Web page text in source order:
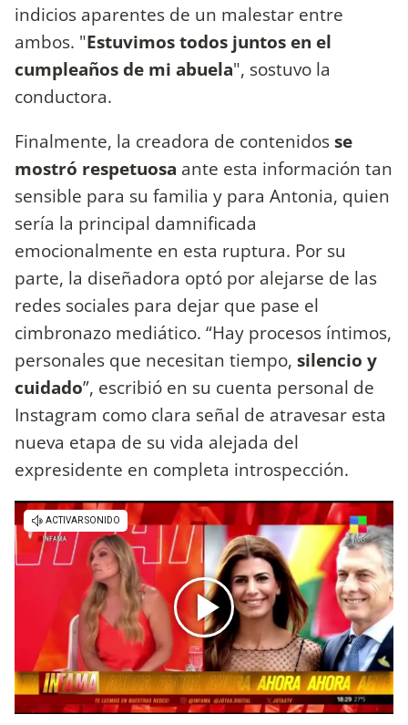
indicios aparentes de un malestar entre
ambos. "Estuvimos todos juntos en el
cumpleaños de mi abuela", sostuvo la
conductora.
Finalmente, la creadora de contenidosse
mostró respetuosa ante esta información tan
sensible para su familia y para Antonia, quien
sería la principal damnificada
emocionalmente en esta ruptura. Por su
parte, la diseñadora optó por alejarse de las
redes sociales para dejar que pase el
cimbronazo mediático. “Hay procesos íntimos,
personales que necesitan tiempo, silencio y
cuidado”, escribió en su cuenta personal de
Instagram como clara señal de atravesar esta
nueva etapa de su vida alejada del
expresidente en completa introspección.